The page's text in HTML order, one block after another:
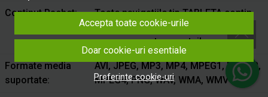
Continut Pachet
Toate navigatiile tip TABLETA contin
Rama Adaptoare si toate cablajele
necesare pentru montaj!
Formate media
suportate
AVI, JPEG, MP3, MP4, MPEG1, MPEG2,
MPEG4, PNG, WAV, WMA, WMV
Accepta toate cookie-urile
Doar cookie-uri esentiale
Preferinte cookie-uri